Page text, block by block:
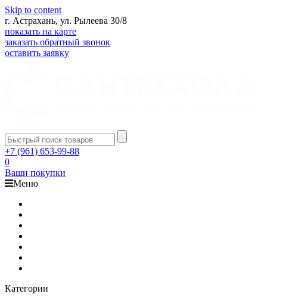
Skip to content
г. Астрахань, ул. Рылеева 30/8
показать на карте
заказать обратный звонок
оставить заявку
+7 (961) 653-99-88
0
Ваши покупки
Меню
Категории